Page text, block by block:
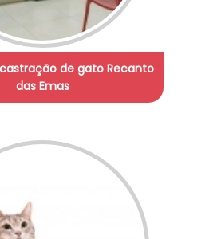
de gato Recanto
das Emas